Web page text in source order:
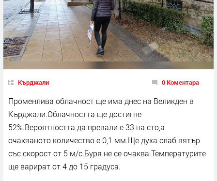
Кърджали 0 Коментара
Променлива облачност ще има днес на Великден в
Кърджали.Облачността ще достигне
52%.Вероятността да превали е 33 на сто,а
очакваното количество е 0,1 мм.Ще духа слаб вятър
със скорост от 5 м/с.Буря не се очаква.Температурите
ще варират от 4 до 15 градуса.